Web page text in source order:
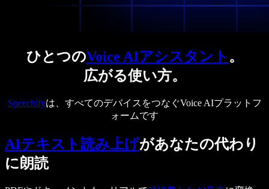
ひとつのVoice AIアシスタント 。
広がる使い方。
Speechifyは、すべてのデバイスをつなぐVoice AIプラットフ
ォームです
AIテキスト読み上げがあなたの代わり
に朗読